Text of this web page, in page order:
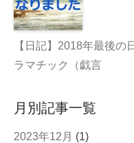
【日記】2018年最後の
ラマチック（戯言
月別記事一覧
2023年12月 (1)